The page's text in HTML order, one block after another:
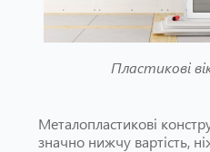
Пластикові
Металопластикові
значно нижчу вартість,